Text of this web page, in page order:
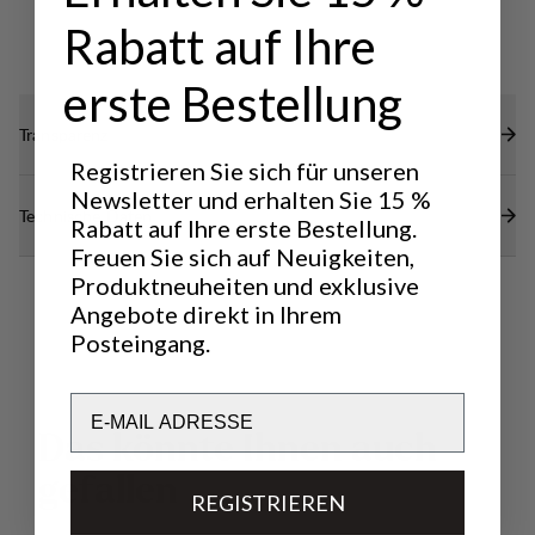
Transparenz
Technische Daten
as könnte Ihnen auch
Rabatt auf Ihre
erste Bestellung
Registrieren Sie sich für unseren
Newsletter und erhalten Sie 15 %
Rabatt auf Ihre erste Bestellung.
Freuen Sie sich auf Neuigkeiten,
Produktneuheiten und exklusive
Angebote direkt in Ihrem
Posteingang.
REGISTRIEREN